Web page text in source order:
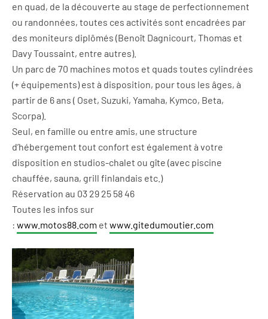
en quad, de la découverte au stage de perfectionnement
ou randonnées, toutes ces activités sont encadrées par
des moniteurs diplômés (Benoît Dagnicourt, Thomas et
Davy Toussaint, entre autres).
Un parc de 70 machines motos et quads toutes cylindrées
(+ équipements) est à disposition, pour tous les âges, à
partir de 6 ans ( Oset, Suzuki, Yamaha, Kymco, Beta,
Scorpa).
Seul, en famille ou entre amis, une structure
d’hébergement tout confort est également à votre
disposition en studios-chalet ou gîte (avec piscine
chauffée, sauna, grill finlandais etc.)
Réservation au 03 29 25 58 46
Toutes les infos sur
: www.motos88.com et www.gitedumoutier.com